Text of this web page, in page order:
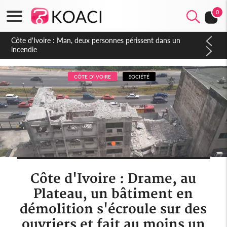
0
Côte d'Ivoire : Séileu, la célébration de la fête nationale
transformée en vaste campagne contre les produits
dépigmentants dangereux
CÔTE D'IVOIRE SOCIÉTÉ
Côte d'Ivoire : Drame, au
Plateau, un bâtiment en
démolition s'écroule sur des